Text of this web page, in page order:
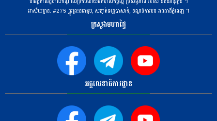
អាស័យដ្ឋាន: #275 ​ផ្លូវព្រះនរោត្តម, សង្កាត់ទន្លេបាសាក់, ខណ្ឌចំការមន រាជធានីភ្នំពេញ ។
ក្រសួងមហាផ្ទៃ
អគ្គលេខាធិការដ្ឋាន